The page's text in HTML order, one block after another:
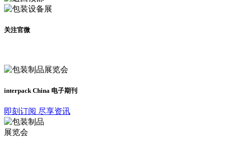
关注官微
interpack China 电子期刊
即刻订阅 尽享资讯